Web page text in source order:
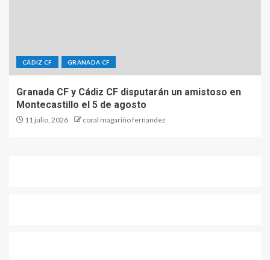
CÁDIZ CF GRANADA CF
Granada CF y Cádiz CF disputarán un amistoso en
Montecastillo el 5 de agosto
11 julio, 2026 coral magariño fernandez